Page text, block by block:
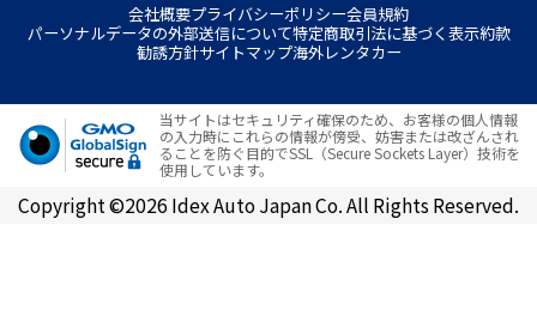
会社概要プライバシーポリシー会員規約
パーソナルデータの外部送信について特定商取引法に基づく表示約款
勧誘方針サイトマップ海外レンタカー
当サイトはセキュリティ確保のため、お客様の個人情報
の入力時にこれらの情報が傍受、妨害または改ざんされ
ることを防ぐ目的でSSL（Secure Sockets Layer）技術を
使用しています。
Copyright ©2026 Idex Auto Japan Co. All Rights Reserved.